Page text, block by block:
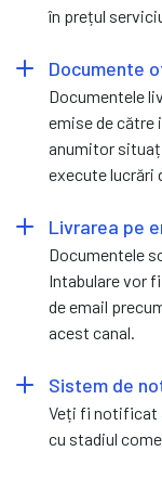
în prețul
Documente
Documentele
emise de către
anumitor
execute lucrări
Livrarea pe
Documentele
Intabulare vor
de email
acest canal.
Sistem de
Veți fi notificat
cu stadiul